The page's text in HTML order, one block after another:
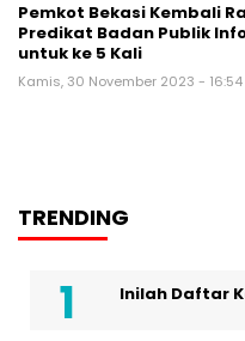
Pemkot Bekasi Kembali
Predikat Badan Publik
untuk ke 5 Kali
Kamis, 30 November 2023 - 16:54
TRENDING
Inilah Daftar